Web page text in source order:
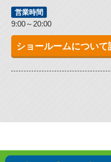
営業時間
9:00～20:00
ショールームについて